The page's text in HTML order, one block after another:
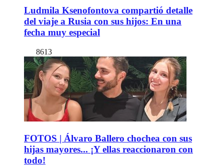
Ludmila Ksenofontova compartió detalle
del viaje a Rusia con sus hijos: En una
fecha muy especial
8613
FOTOS | Álvaro Ballero chochea con sus
hijas mayores... ¡Y ellas reaccionaron con
todo!